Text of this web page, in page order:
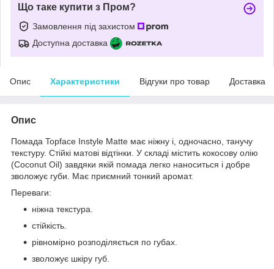
Що таке купити з Пром?
Замовлення під захистом
Доступна доставка
Опис Характеристики Відгуки про товар Доставка
Опис
Помада Topface Instyle Matte має ніжну і, одночасно, танучу
текстуру. Стійкі матові відтінки. У складі містить кокосову олію
(Coconut Oil) завдяки якій помада легко наноситься і добре
зволожує губи. Має приємний тонкий аромат.
Переваги:
ніжна текстура.
стійкість.
рівномірно розподіляється по губах.
зволожує шкіру губ.